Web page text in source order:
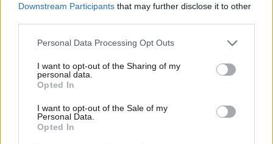
Downstream Participants that may further disclose it to other
Please note that this website/app uses one or more Google
not limited to your visit or usage behaviour. You may click to
grant or deny consent to Google and its third-party tags to
use your data for below specified purposes in below Google
consent section.
Personal Data Processing Opt Outs
I want to opt-out of the Sharing of my
personal data.
Opted In
I want to opt-out of the Sale of my
Personal Data.
Opted In
Επιμένει η UEFA: Ο Ινφαντίνο έχει χάσει την
εμπιστοσύνη μας, ισχύει το μποϊκοτάζ στη FIFA